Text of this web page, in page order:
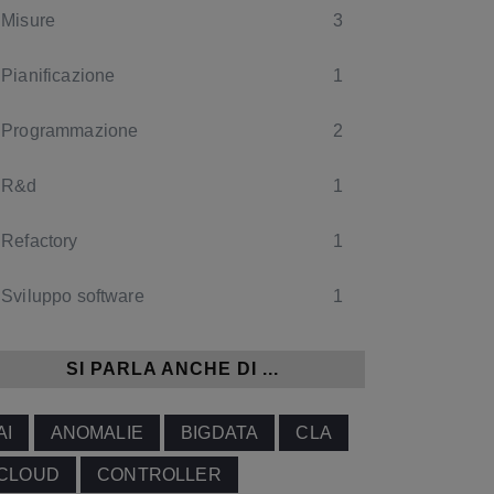
Misure 3
Pianificazione 1
Programmazione 2
R&d 1
Refactory 1
Sviluppo software 1
SI PARLA ANCHE DI ...
ANOMALIE BIGDATA CLA
CONTROLLER